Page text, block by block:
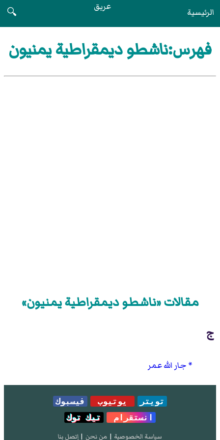
الرئيسية عريق
🔍
فهرس:ناشطو ديمقراطية يمنيون
مقالات «ناشطو ديمقراطية يمنيون»
ج
جار الله عمر
تويتر يوتيوب
فيسبوك
انستقرام
تيك توك
سياسة الخصوصية | من نحن | إتصل بنا